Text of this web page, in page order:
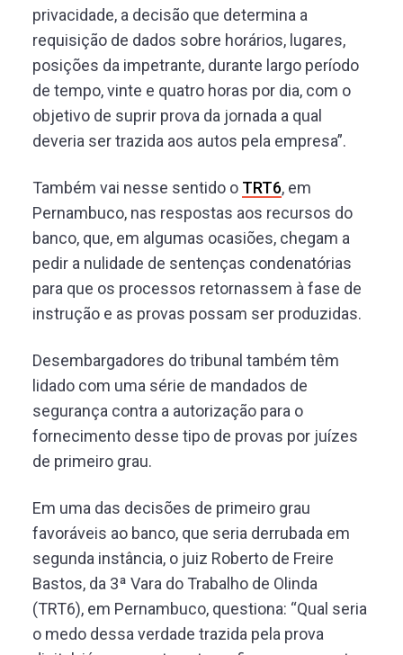
privacidade, a decisão que determina a
requisição de dados sobre horários, lugares,
posições da impetrante, durante largo período
de tempo, vinte e quatro horas por dia, com o
objetivo de suprir prova da jornada a qual
deveria ser trazida aos autos pela empresa”.
Também vai nesse sentido o TRT6, em
Pernambuco, nas respostas aos recursos do
banco, que, em algumas ocasiões, chegam a
pedir a nulidade de sentenças condenatórias
para que os processos retornassem à fase de
instrução e as provas possam ser produzidas.
Desembargadores do tribunal também têm
lidado com uma série de mandados de
segurança contra a autorização para o
fornecimento desse tipo de provas por juízes
de primeiro grau.
Em uma das decisões de primeiro grau
favoráveis ao banco, que seria derrubada em
segunda instância, o juiz Roberto de Freire
Bastos, da 3ª Vara do Trabalho de Olinda
(TRT6), em Pernambuco, questiona: “Qual seria
o medo dessa verdade trazida pela prova